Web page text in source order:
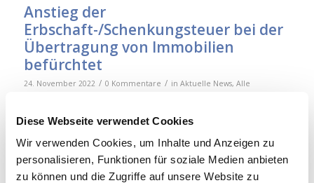
Diese Webseite verwendet Cookies
Wir verwenden Cookies, um Inhalte und Anzeigen zu
personalisieren, Funktionen für soziale Medien anbieten
zu können und die Zugriffe auf unsere Website zu
Anstieg der
Erbschaft-/Schenkungsteuer bei der
Übertragung von Immobilien
befürchtet
24. November 2022 / 0 Kommentare / in Aktuelle News, Alle
Die Regelungen der Grundbesitzbewertung sollen
an die sogenannte ImmoWertV vom 14.7.2021
(BGBl I 2021, S. 2805) angepasst werden…